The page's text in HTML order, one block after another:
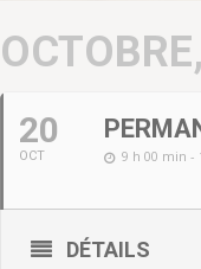
20
OCT 9 h 00 min -
DÉTAILS